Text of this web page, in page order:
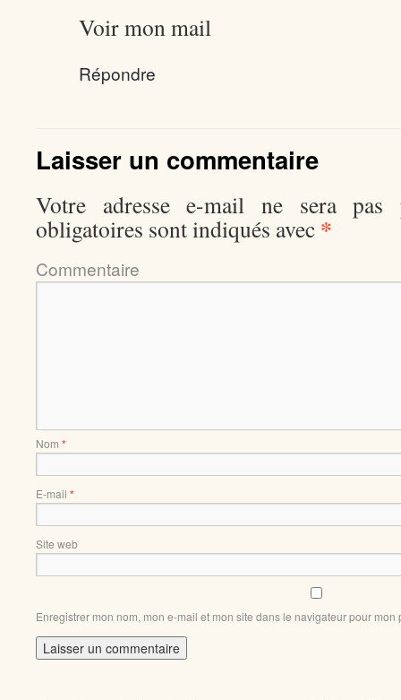
Voir mon mail
Répondre
Laisser un commentaire
Votre adresse e-mail ne sera pas
obligatoires sont indiqués avec *
Nom *
E-mail *
Site web
Enregistrer mon nom, mon e-mail et mon site dans le navigateur pour